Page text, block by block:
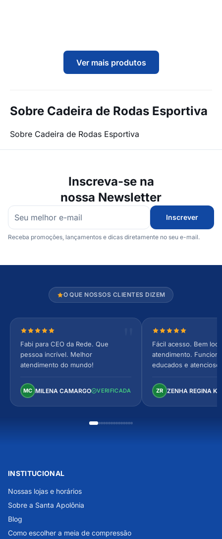
Ver mais produtos
Sobre Cadeira de Rodas Esportiva
Sobre Cadeira de Rodas Esportiva
Inscreva-se na
nossa Newsletter
Inscrever
Receba promoções, lançamentos e dicas diretamente no seu e-mail.
O QUE NOSSOS CLIENTES DIZEM
Nota 5 de 5 estrelas
Fabi para CEO da Rede. Que
pessoa incrível. Melhor
atendimento do mundo!
MC MILENA CAMARGO VERIFICADA
Nota 5 de 5
Fácil acesso. Bem
atendimento.
educados e
Perfeito!
ZR ZENHA REGINA
INSTITUCIONAL
Nossas lojas e horários
Sobre a Santa Apolônia
Blog
Como escolher a meia de compressão